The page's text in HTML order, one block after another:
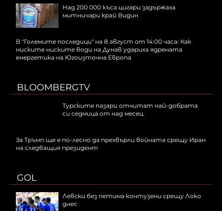
Над 200 000 къса цигари задържаха
митничари край Видин
В "Големите последици" на 8 август от 14:00 часа: Как
ниските ниските води на Дунав удариха ядрената
енергетика на Югоизточна Европа
BLOOMBERGTV
Турските пазари отчитат най-добрата
си седмица от над месец
За Тръмп ще е по-лесно да прехвърли войната срещу Иран
на следващия президент
GOL
Левски без петима контузени срещу Локо
днес